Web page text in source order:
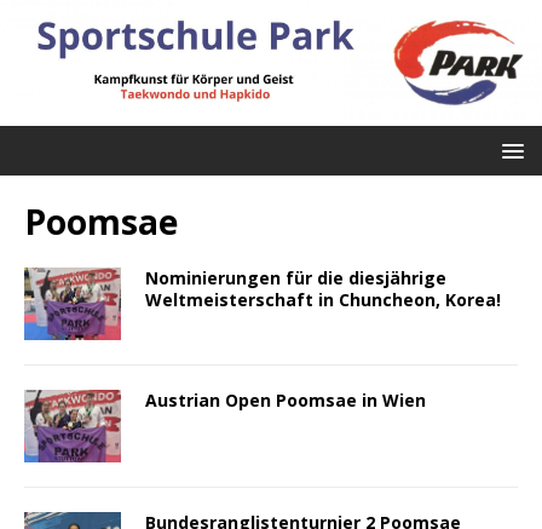
Poomsae
Nominierungen für die diesjährige
Weltmeisterschaft in Chuncheon, Korea!
Austrian Open Poomsae in Wien
Bundesranglistenturnier 2 Poomsae